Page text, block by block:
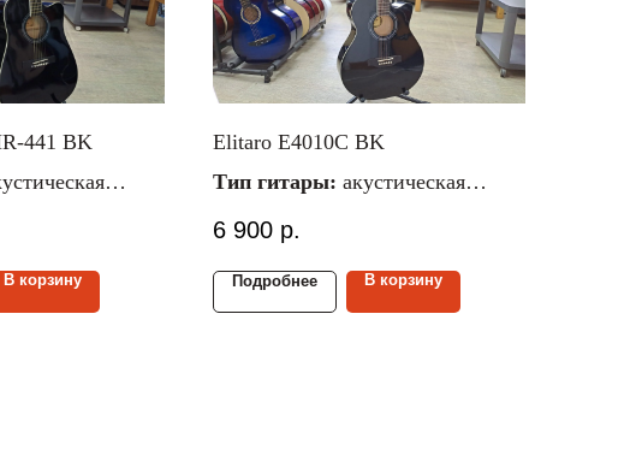
441 BK
ниж.
В корзину
Elitaro E4010C BK
Тип гитары: акустическая
Размер гитары:
Материал верх./ниж.
деки:липа/липа
6 900 р.
Подробнее В корзину